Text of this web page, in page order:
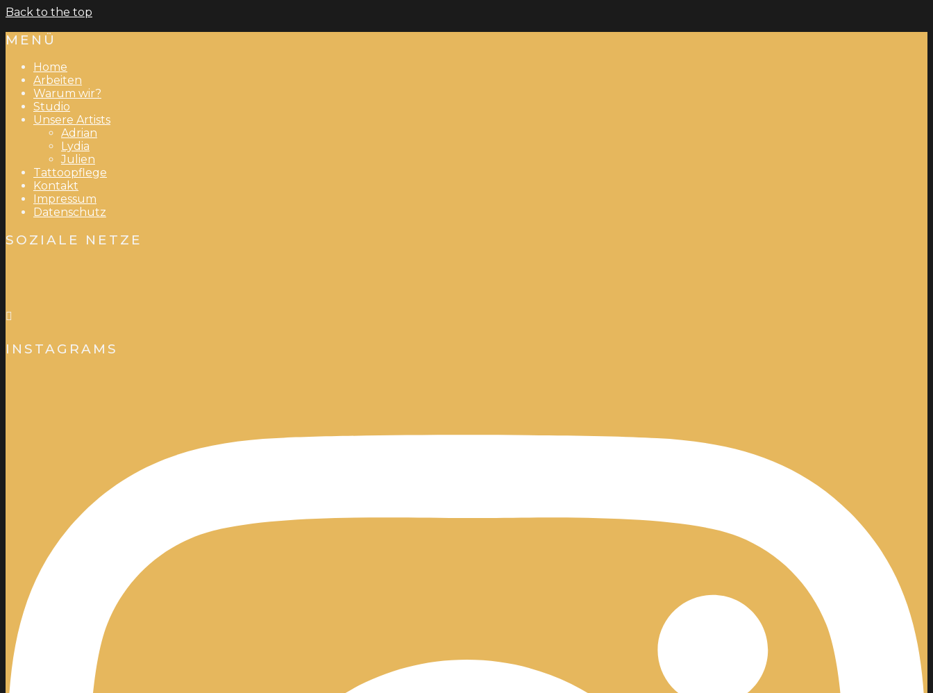
Back to the top
MENÜ
Home
Arbeiten
Warum wir?
Studio
Unsere Artists
Adrian
Lydia
Julien
Tattoopflege
Kontakt
Impressum
Datenschutz
SOZIALE NETZE
INSTAGRAMS